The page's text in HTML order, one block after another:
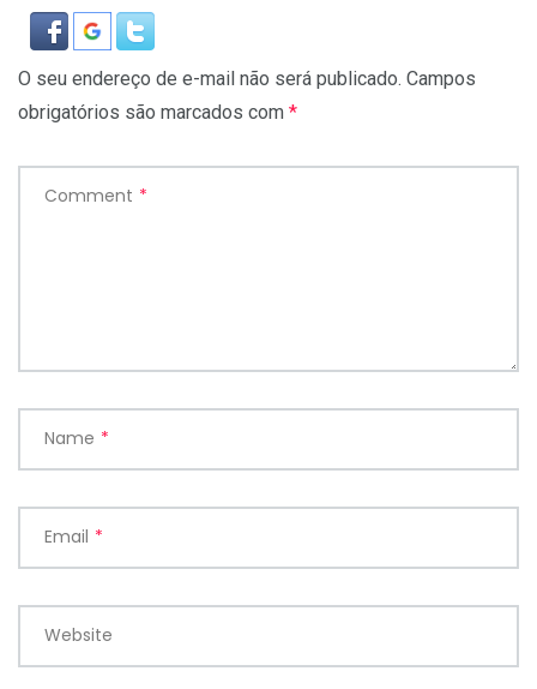
O seu endereço de e-mail não será publicado. Campos
obrigatórios são marcados com *
Comment *
Name *
Email *
Website